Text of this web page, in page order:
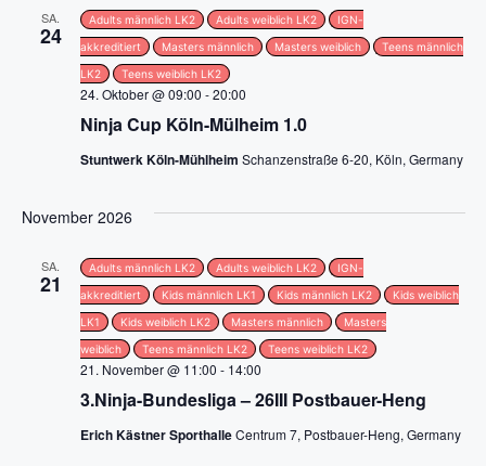
c
t
,
v
SA.
24
Ninja Cup Köln-Mülheim 1.0
24. Oktober @ 09:00 -20:00
Adults männlich LK2 Adults weiblich LK2 IGN-
akkreditiert Masters männlich Masters weiblich Teens männlich
LK2 Teens weiblich LK2
Stuntwerk Köln-Mühlheim Schanzenstraße 6-20, Köln, Germany
November 2026
SA.
21
3.Ninja-Bundesliga – 26III Postbauer-Heng
21. November @ 11:00 - 14:00
Adults männlich LK2 Adults weiblich LK2 IGN-
akkreditiert Kids männlich LK1 Kids männlich LK2 Kids weiblich
LK1 Kids weiblich LK2 Masters männlich Masters
weiblich Teens männlich LK2 Teens weiblich LK2
Erich Kästner SporthalleCentrum 7, Postbauer-Heng, Germany